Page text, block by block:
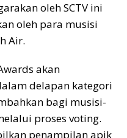
oleh SCTV ini
oleh para musisi
Air.
akan
delapan kategori
bagi musisi-
proses voting.
penampilan apik